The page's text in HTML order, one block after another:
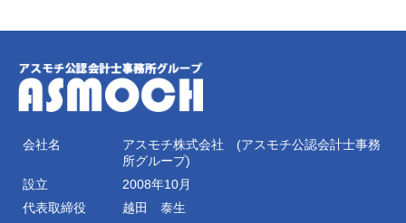
会社名
アスモチ株式会社 (アスモチ公認会計士事務
所グループ)
設立
2008年10月
代表取締役
越田 泰生